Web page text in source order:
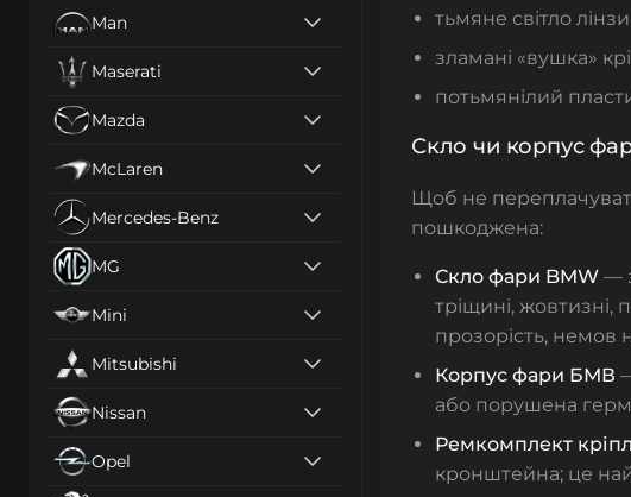
Man
Maserati
Mazda
McLaren
Mercedes-Benz
MG
Mini
Mitsubishi
Nissan
Opel
тьмяне світло
зламані «вушка»
потьмянілий
Скло чи корпус
Щоб не
пошкоджена:
Скло фари BMW —
тріщині, жовтизні,
прозорість, немов
Корпус фари БМВ
або порушена
Ремкомплект
кронштейна; це